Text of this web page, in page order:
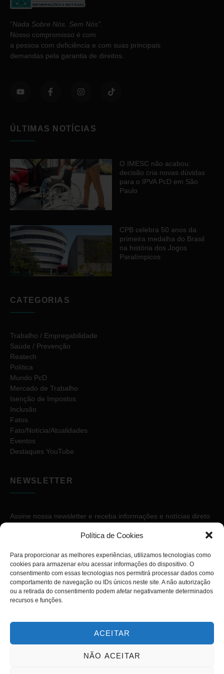
Política de Cookies
Para proporcionar as melhores experiências, utilizamos tecnologias como
cookies para armazenar e/ou acessar informações do dispositivo. O
consentimento com essas tecnologias nos permitirá processar dados como
comportamento de navegação ou IDs únicos neste site. A não autorização
ou a retirada do consentimento podem afetar negativamente determinados
recursos e funções.
ACEITAR
NÃO ACEITAR
“Nada Sobre Nós. Sem Nós”
Nosso compromisso é com
a pessoa com deficiência e com suas principais
demandas pela garantia de direitos.
ÚLTIMAS NOTÍCIAS
O IMESC não acabou:
decisão cria novas dúvidas
para o IPVA PcD em São
Paulo
CPB celebra 50 anos da
primeira medalha do Brasil
na história dos Jogos
Paralímpicos
CATEGORIAS
Trabalho / Empregabilidade
Saúde / Prevenção
Reatech
Política
Mundo PcD
Mercado de Trabalho
Isenção de Impostos
Inclusão
Fatos
Fato/Notícia/Atualidades
Eventos
Destaques YouTube
NEWSLETTER
Assine nossa newsletter e receba informações e notícias direto
Copyright © 2026. Diário PcD. Todos os direitos reservados.